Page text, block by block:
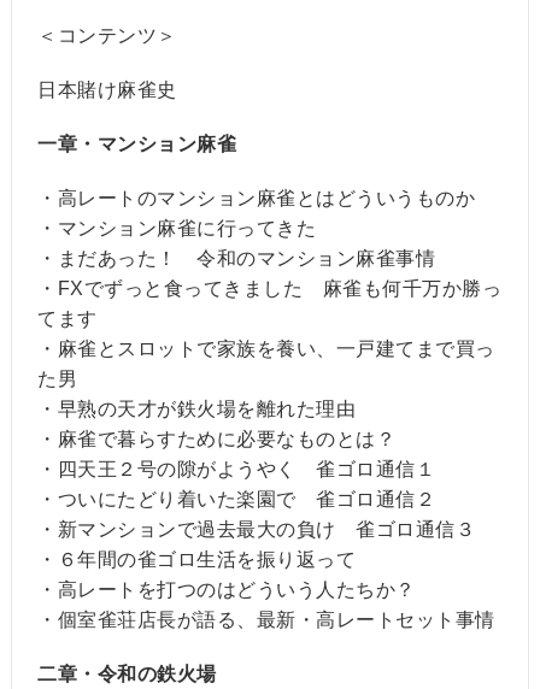
＜コンテンツ＞
日本賭け麻雀史
一章・マンション麻雀
・高レートのマンション麻雀とはどういうものか
・マンション麻雀に行ってきた
・まだあった！ 令和のマンション麻雀事情
・FXでずっと食ってきました 麻雀も何千万か勝っ
てます
・麻雀とスロットで家族を養い、一戸建てまで買っ
た男
・早熟の天才が鉄火場を離れた理由
・麻雀で暮らすために必要なものとは？
・四天王２号の隙がようやく 雀ゴロ通信１
・ついにたどり着いた楽園で 雀ゴロ通信２
・新マンションで過去最大の負け 雀ゴロ通信３
・６年間の雀ゴロ生活を振り返って
・高レートを打つのはどういう人たちか？
・個室雀荘店長が語る、最新・高レートセット事情
二章・令和の鉄火場